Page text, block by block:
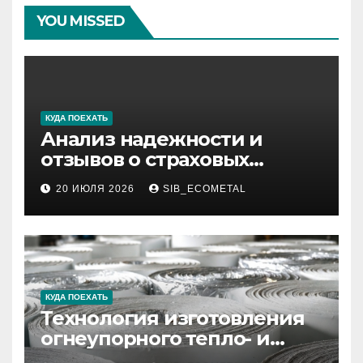
YOU MISSED
КУДА ПОЕХАТЬ
Анализ надежности и
отзывов о страховых
компаниях по итогам 2026
года
20 ИЮЛЯ 2026 SIB_ECOMETAL
КУДА ПОЕХАТЬ
Технология изготовления
огнеупорного тепло- и